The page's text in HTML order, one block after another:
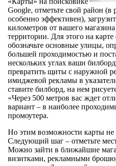
Google, отметьте свой район (в
особенно эффективен),
километров от вашего
территории. Для этого на карте
обозначьте основные улицы,
большей проходимостью и
нескольких углах ваши
превратить щиты с наружной
имиджевой рекламы в
ставите билборд, на нем
«Через 500 метров вас ждет
вариант – в наиболее
промоутера.
Но этим возможности карты не
Следующий шаг – отметьте
Можно зайти в ближайшие
визитками, рекламными